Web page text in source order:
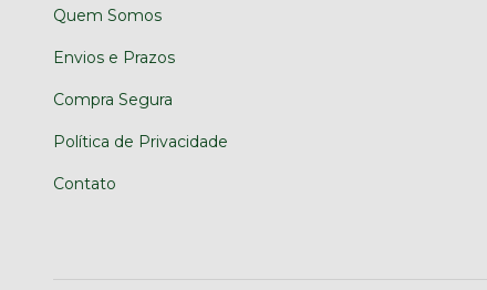
Quem Somos
Envios e Prazos
Compra Segura
Política de Privacidade
Contato